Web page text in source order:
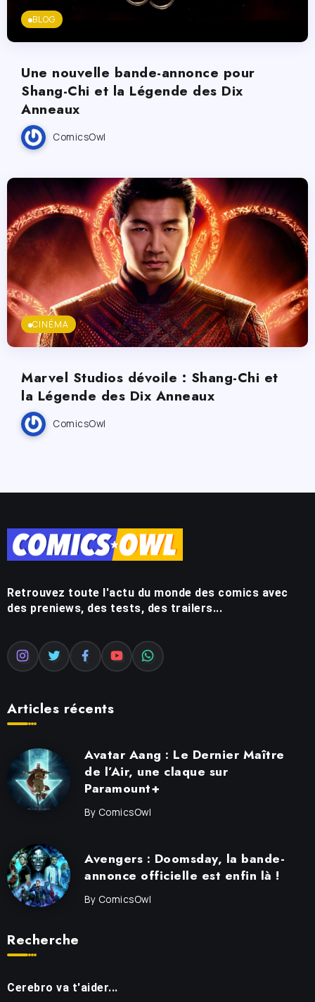
BLOG
Une nouvelle bande-annonce pour
Shang-Chi et la Légende des Dix
Anneaux
ComicsOwl
CINÉMA
Marvel Studios dévoile : Shang-Chi et
la Légende des Dix Anneaux
ComicsOwl
Retrouvez toute l'actu du monde des comics avec
des preniews, des tests, des trailers...
Articles récents
Avatar Aang : Le Dernier Maître
de l’Air, une claque sur
Paramount+
By ComicsOwl
Avengers : Doomsday, la bande-
annonce officielle est enfin là !
By ComicsOwl
Recherche
Cerebro va t'aider...